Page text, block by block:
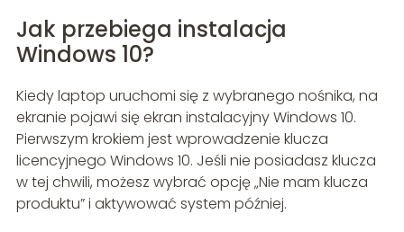
Jak przebiega instalacja
Windows 10?
Kiedy laptop uruchomi się z wybranego nośnika, na
ekranie pojawi się ekran instalacyjny Windows 10.
Pierwszym krokiem jest wprowadzenie klucza
licencyjnego Windows 10. Jeśli nie posiadasz klucza
w tej chwili, możesz wybrać opcję „Nie mam klucza
produktu” i aktywować system później.